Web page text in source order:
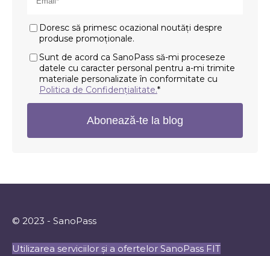
Doresc să primesc ocazional noutăți despre
produse promoționale.
Sunt de acord ca SanoPass să-mi proceseze
datele cu caracter personal pentru a-mi trimite
materiale personalizate în conformitate cu
Politica de Confidențialitate.*
© 2023 - SanoPass
Utilizarea serviciilor și a ofertelor SanoPass FIT